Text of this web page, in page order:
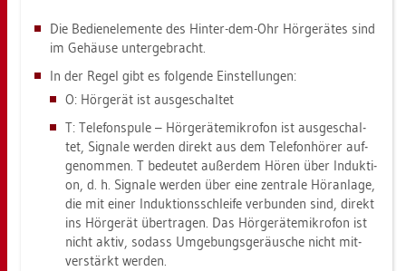
Die Be­dien­ele­men­te des Hin­ter-dem-Ohr Hör­ge­rä­tes sind
im Ge­häu­se un­ter­ge­bracht.
In der Regel gibt es fol­gen­de Ein­stel­lun­gen:
O: Hör­ge­rät ist aus­ge­schal­tet
T: Te­le­fon­s­pu­le – Hör­ge­rä­te­mi­kro­fon ist aus­ge­schal­
tet, Si­gna­le wer­den di­rekt aus dem Te­le­fon­hö­rer auf­
ge­nom­men. T be­deu­tet au­ßer­dem Hören über In­duk­ti­
on, d. h. Si­gna­le wer­den über eine zen­tra­le Hör­an­la­ge,
die mit einer In­duk­ti­ons­schlei­fe ver­bun­den sind, di­rekt
ins Hör­ge­rät über­tra­gen. Das Hör­ge­rä­te­mi­kro­fon ist
nicht aktiv, so­dass Um­ge­bungs­ge­räu­sche nicht mit­
ver­stärkt wer­den.